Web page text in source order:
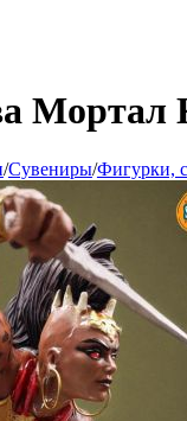
Мортал
/Сувениры/Фигурки,